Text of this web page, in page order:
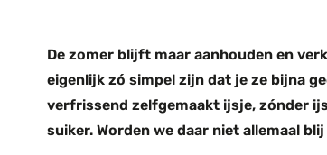
De zomer blijft maar aanhouden en
eigenlijk zó simpel zijn dat je ze bijna
verfrissend zelfgemaakt ijsje, zónder
suiker. Worden we daar niet allemaal